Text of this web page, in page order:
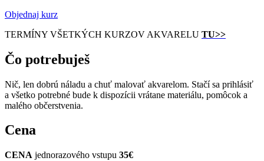
Objednaj kurz
TERMÍNY VŠETKÝCH KURZOV AKVARELU TU>>
Čo potrebuješ
Nič, len dobrú náladu a chuť malovať akvarelom. Stačí sa prihlásiť
a všetko potrebné bude k dispozícii vrátane materiálu, pomôcok a
malého občerstvenia.
Cena
CENA jednorazového vstupu 35€